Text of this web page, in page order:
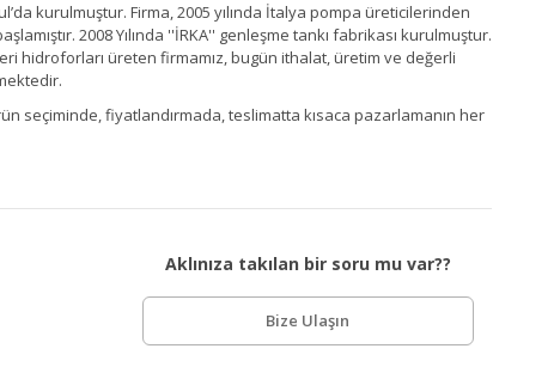
kurulmuştur. Firma, 2005 yılında İtalya pompa üreticilerinden
2008 Yılında ''İRKA'' genleşme tankı fabrikası kurulmuştur.
hidroforları üreten firmamız, bugün ithalat, üretim ve değerli
seçiminde, fiyatlandırmada, teslimatta kısaca pazarlamanın her
Aklınıza takılan bir soru mu var??
Bize Ulaşın